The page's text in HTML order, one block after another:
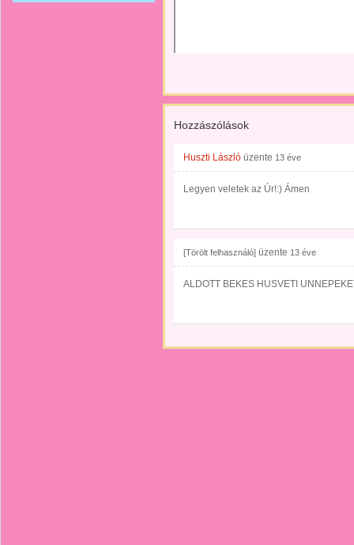
Hozzászólások
Huszti László üzente 13 éve
Legyen veletek az Úr!:) Ámen
[Törölt felhasználó] üzente 13 éve
ALDOTT BEKES HUSVETI